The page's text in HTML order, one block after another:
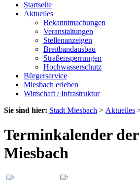
Startseite
Aktuelles
Bekanntmachungen
Veranstaltungen
Stellenanzeigen
Breitbandausbau
Straßensperrungen
Hochwasserschutz
Bürgerservice
Miesbach erleben
Wirtschaft / Infrastruktur
Sie sind hier: Stadt Miesbach > Aktuelles
Terminkalender
Miesbach